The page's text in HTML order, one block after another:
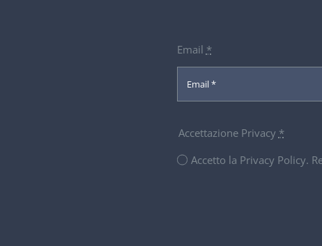
Email *
Accettazione Privacy *
Accetto la Privacy Policy.